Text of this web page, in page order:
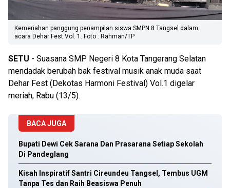
Kemeriahan panggung penampilan siswa SMPN 8 Tangsel dalam
acara Dehar Fest Vol. 1. Foto : Rahman/TP
SETU - Suasana SMP Negeri 8 Kota Tangerang Selatan
mendadak berubah bak festival musik anak muda saat
Dehar Fest (Dekotas Harmoni Festival) Vol.1 digelar
meriah, Rabu (13/5).
BACA JUGA
Bupati Dewi Cek Sarana Dan Prasarana Setiap Sekolah
Di Pandeglang
Kisah Inspiratif Santri Cireundeu Tangsel, Tembus UGM
Tanpa Tes dan Raih Beasiswa Penuh